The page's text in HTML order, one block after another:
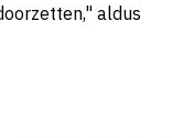
aldus